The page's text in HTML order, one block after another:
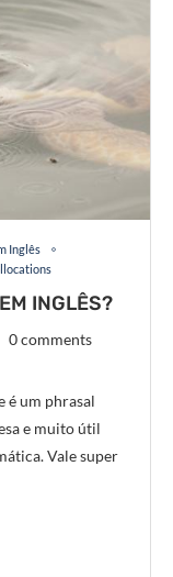
Inglês
INGLÊS?
0 comments
é um phrasal
e muito útil
Vale super